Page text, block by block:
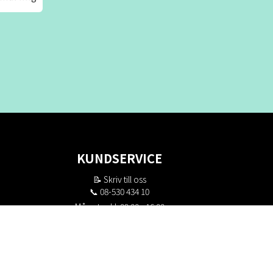
KUNDSERVICE
📝 Skriv till oss
📞 08-530 434 10
Mån - tor kl. 09:00 - 16:00